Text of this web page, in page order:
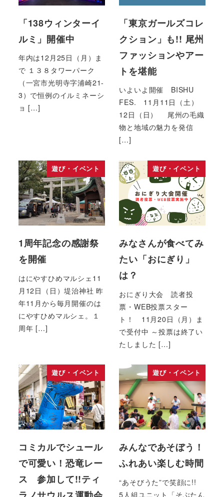
「138ウィンターイ
ルミ」開催中
年内は12月25日（月）ま
で １３８タワーパーク
（一宮市光明寺字浦崎21-
3）で恒例のイルミネーシ
ョ […]
「東京ガールズコレ
クション」も!! 尾州
ファッションやアー
トを堪能
いよいよ開催 BISHU
FES. 11月11日（土）
12日（日） 尾州の毛織
物と地域の魅力を発信
[…]
遊び・イベント
1周年記念の感謝祭
を開催
はにやすひめマルシェ11
月12日（日）堤治神社 昨
年11月から毎月開催のは
にやすひめマルシェ。１
周年 […]
遊び・イベント
みなさんが食べてみ
たい「おにぎり」
は？
おにぎり大会 読者投
票・WEB投票スター
ト！ 11月20日（月）ま
で受付中 ～投票は終了い
たしました […]
遊び・イベント
コミカルでシュール
で可愛い！恐竜レー
ス 参加して!!ティ
遊び・イベント
みんなであそぼう！
ふれあい楽しむ時間
“あそびうた”で笑顔に!!
5人組ユニット「そぶたん